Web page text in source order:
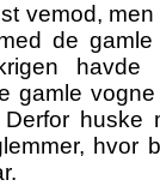
vemod,
de gamle
havde
gamle
huske
hvor